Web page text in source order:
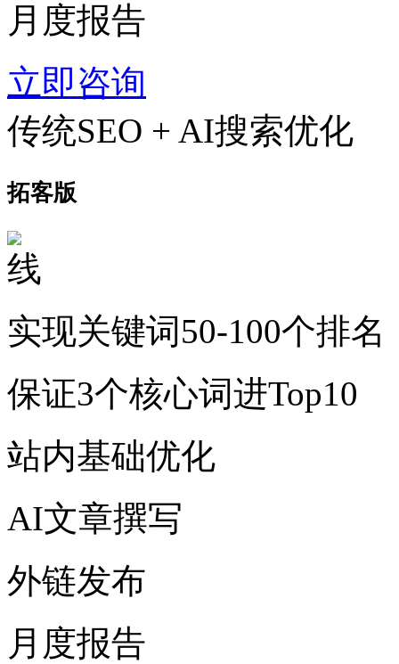
月度报告
立即咨询
传统SEO + AI搜索优化
拓客版
实现关键词50-100个排名
保证3个核心词进Top10
站内基础优化
AI文章撰写
外链发布
月度报告